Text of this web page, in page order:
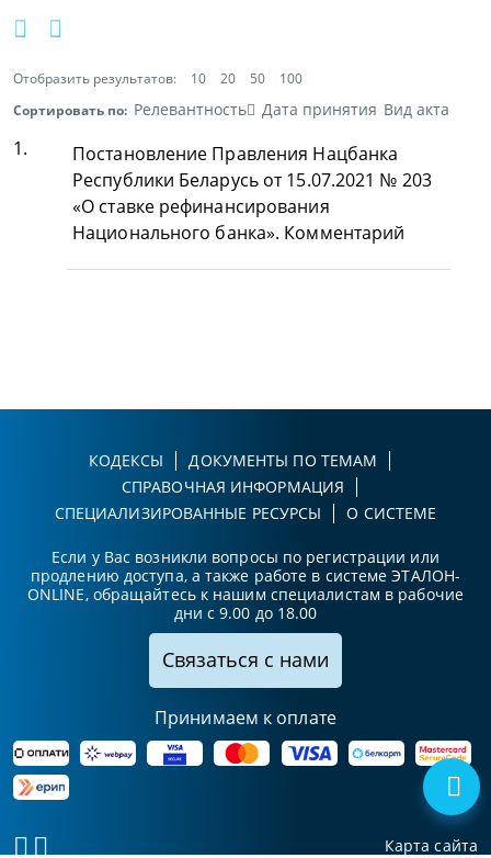
Отобразить результатов: 10 20 50
100
Сортировать по: Релевантность Дата принятия Вид акта
1.
Постановление Правления Нацбанка
Республики Беларусь от 15.07.2021 № 203
«О ставке рефинансирования
Национального банка». Комментарий
КОДЕКСЫ
ДОКУМЕНТЫ ПО ТЕМАМ
СПРАВОЧНАЯ ИНФОРМАЦИЯ
СПЕЦИАЛИЗИРОВАННЫЕ РЕСУРСЫ
О СИСТЕМЕ
Если у Вас возникли вопросы по регистрации или
продлению доступа, а также работе в системе ЭТАЛОН-
ONLINE, обращайтесь к нашим специалистам в рабочие
дни с 9.00 до 18.00
Связаться с нами
Принимаем к оплате
Карта сайта